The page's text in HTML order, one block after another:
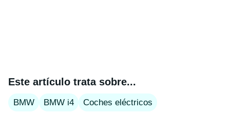
Este artículo trata sobre...
BMW BMW i4 Coches eléctricos